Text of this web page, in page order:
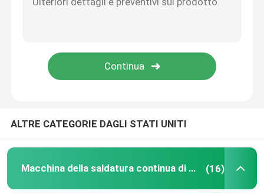
Macchina della saldatura a punti del dado
ALTRE CATEGORIE DAGLI STATI UNITI
Macchina della saldatura continua di resistenza (16)